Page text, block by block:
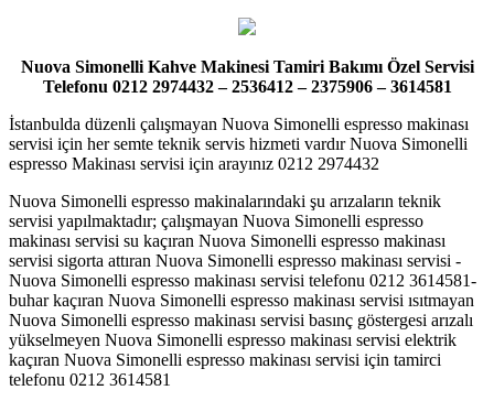
Nuova Simonelli Kahve Makinesi Tamiri Bakımı Özel Servisi
Telefonu 0212 2974432 – 2536412 – 2375906 – 3614581
İstanbulda düzenli çalışmayan Nuova Simonelli espresso makinası
servisi için her semte teknik servis hizmeti vardır Nuova Simonelli
espresso Makinası servisi için arayınız 0212 2974432
Nuova Simonelli espresso makinalarındaki şu arızaların teknik
servisi yapılmaktadır; çalışmayan Nuova Simonelli espresso
makinası servisi su kaçıran Nuova Simonelli espresso makinası
servisi sigorta attıran Nuova Simonelli espresso makinası servisi -
Nuova Simonelli espresso makinası servisi telefonu 0212 3614581-
buhar kaçıran Nuova Simonelli espresso makinası servisi ısıtmayan
Nuova Simonelli espresso makinası servisi basınç göstergesi arızalı
yükselmeyen Nuova Simonelli espresso makinası servisi elektrik
kaçıran Nuova Simonelli espresso makinası servisi için tamirci
telefonu 0212 3614581